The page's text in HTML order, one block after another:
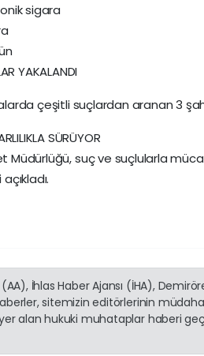
sigara
YAKALANDI
çeşitli suçlardan aranan 3
SÜRÜYOR
Müdürlüğü, suç ve suçlularla
İhlas Haber Ajansı (İHA),
sitemizin editörlerinin
alan hukuki muhataplar haberi